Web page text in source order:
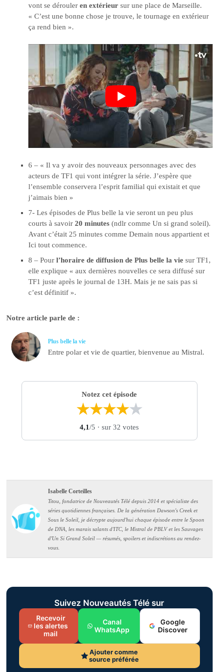
vont se dérouler en extérieur sur une place de Marseille.
« C’est une bonne chose je trouve, le tournage en extérieur
ça rend bien ».
6 – « Il va y avoir des nouveaux personnages avec des
acteurs de TF1 qui vont intégrer la série. J’espère que
l’ensemble conservera l’esprit familial qui existait et que
j’aimais bien »
7- Les épisodes de Plus belle la vie seront un peu plus
courts à savoir20 minutes (ndlr comme Un si grand soleil).
Avant c’était 25 minutes comme Demain nous appartient et
Ici tout commence.
8 – Pourl’horaire de diffusion de Plus belle la vie sur TF1,
elle explique « aux dernières nouvelles ce sera diffusé sur
TF1 juste après le journal de 13H. Mais je ne sais pas si
c’est définitif ».
Notre article parle de :
Plus belle la vie
Entre polar et vie de quartier, bienvenue au Mistral.
Notez cet épisode
★★★★★
4,1/5 · sur 32 votes
Isabelle Corteilles
Titou, fondatrice de Nouveautés Télé depuis 2014 et spécialiste des
séries quotidiennes françaises. De la génération Dawson's Creek et
Sous le Soleil, je décrypte aujourd'hui chaque épisode entre le Spoon
de DNA, les marais salants d'ITC, le Mistral de PBLV et les Sauvages
d'Un Si Grand Soleil — résumés, spoilers et indiscrétions au rendez-
vous.
Suivez Nouveautés Télé sur
Recevoir
les alertes
mail
Canal
WhatsApp
Google
Discover
Ajouter comme
source préférée